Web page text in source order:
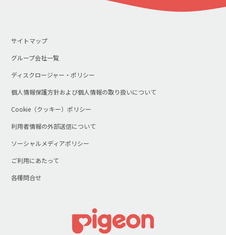
サイトマップ
グループ会社一覧
ディスクロージャー・ポリシー
個人情報保護方針および個人情報の取り扱いについて
Cookie（クッキー）ポリシー
利用者情報の外部送信について
ソーシャルメディアポリシー
ご利用にあたって
各種問合せ